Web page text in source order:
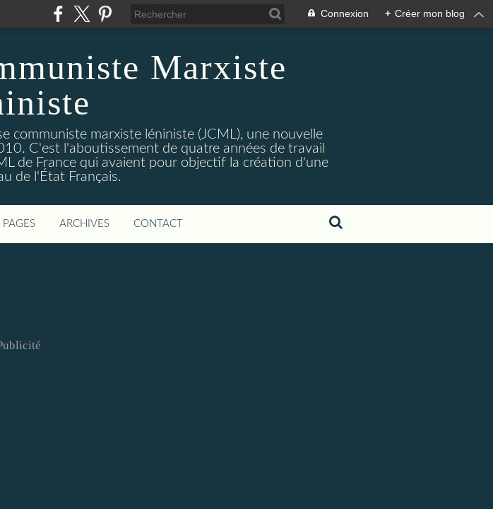
Connexion + Créer mon blog
Marxiste
communiste marxiste léniniste (JCML), une nouvelle
C'est l'aboutissement de quatre années de travail
de France qui avaient pour objectif la création d'une
de l'État Français.
PAGES ARCHIVES CONTACT